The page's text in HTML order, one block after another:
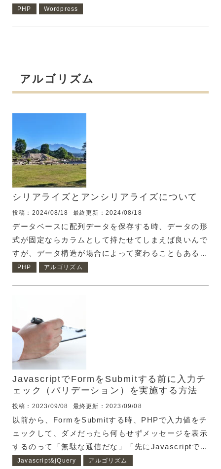
設定内容を理解すれば、実はさほど難しいものではあ
るようになります。 WP_Queryを使用する上で、特
meta_queryもWor...
PHP Wordpress
アルゴリズム
シリアライズとアンシリアライズについて
投稿：2024/08/18 最終更新：2024/08/18
データベースに配列データを保存する時、データの形
式が固定ならカラムとして持たせてしまえば良いんで
すが、データ構造が場合によって変わることもあると
思います。 例えば、賃貸検索サービスのサイト内で
件を組み合わせて、〇〇駅と〇〇駅から徒歩10分以
内のバス・トイレ別などという条件で検索する人も居
るでしょう。 それらの様々な条件を検索条件ログと
して持たせる時、データを連想配列化した後、シリア
ライズしてデータベースに保存しておくのが便利で
す。 シリアライズとは シ...
PHP アルゴリズム
JavascriptでFormをSubmitする前に入力チ
ェック（バリデーション）を実施する方法
投稿：2023/09/08 最終更新：2023/09/08
以前から、FormをSubmitする時、PHPで入力値をチ
ェックして、ダメだったら何もせずメッセージを表示
するのって「無駄な通信だな」「先にJavascriptで入
力値をチェックできたら良いのに」って思っていまし
Javascript&jQuery アルゴリズム